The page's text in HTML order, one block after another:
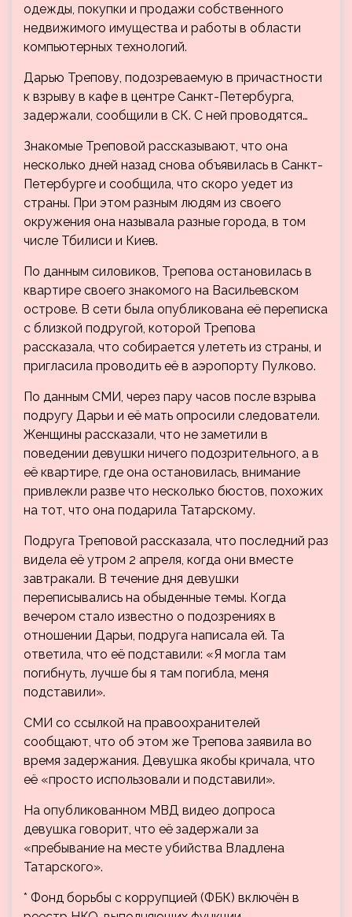
одежды, покупки и продажи собственного
недвижимого имущества и работы в области
компьютерных технологий.
Дарью Трепову, подозреваемую в причастности
к взрыву в кафе в центре Санкт-Петербурга,
задержали, сообщили в СК. С ней проводятся…
Знакомые Треповой рассказывают, что она
несколько дней назад снова объявилась в Санкт-
Петербурге и сообщила, что скоро уедет из
страны. При этом разным людям из своего
окружения она называла разные города, в том
числе Тбилиси и Киев.
По данным силовиков, Трепова остановилась в
квартире своего знакомого на Васильевском
острове. В сети была опубликована её переписка
с близкой подругой, которой Трепова
рассказала, что собирается улететь из страны, и
пригласила проводить её в аэропорту Пулково.
По данным СМИ, через пару часов после взрыва
подругу Дарьи и её мать опросили следователи.
Женщины рассказали, что не заметили в
поведении девушки ничего подозрительного, а в
её квартире, где она остановилась, внимание
привлекли разве что несколько бюстов, похожих
на тот, что она подарила Татарскому.
Подруга Треповой рассказала, что последний раз
видела её утром 2 апреля, когда они вместе
завтракали. В течение дня девушки
переписывались на обыденные темы. Когда
вечером стало известно о подозрениях в
отношении Дарьи, подруга написала ей. Та
ответила, что её подставили: «Я могла там
погибнуть, лучше бы я там погибла, меня
подставили».
СМИ со ссылкой на правоохранителей
сообщают, что об этом же Трепова заявила во
время задержания. Девушка якобы кричала, что
её «просто использовали и подставили».
На опубликованном МВД видео допроса
девушка говорит, что её задержали за
«пребывание на месте убийства Владлена
Татарского».
* Фонд борьбы с коррупцией (ФБК) включён в